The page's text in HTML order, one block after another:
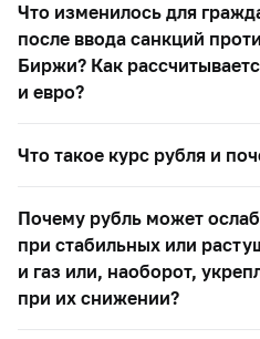
Что изменилось для
после ввода санкций
Биржи? Как
и евро?
Что такое курс рубля и
Почему рубль может
при стабильных или
и газ или, наоборот,
при их снижении?